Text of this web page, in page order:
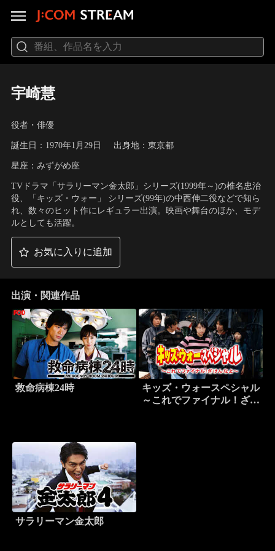
宇崎慧
役者・俳優
誕生日：1970年1月29日 出身地：東京都
星座：みずがめ座
TVドラマ「サラリーマン金太郎」シリーズ(1999年～)の椎名忠治
役、「キッズ・ウォー」 シリーズ(99年)の中西伸二役などで知ら
れ、数々のヒット作にレギュラー出演。映画や舞台のほか、モデ
ルとしても活躍。
お気に入りに追加
出演・関連作品
救命病棟24時
キッズ・ウォースペシャル
～これでファイナル！ざけ
サラリーマン金太郎